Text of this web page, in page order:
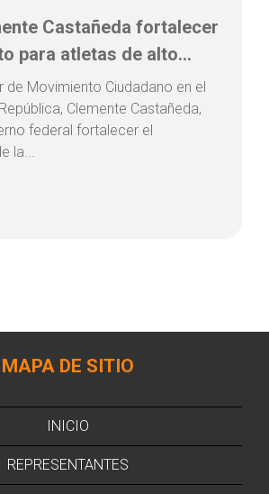
Castañeda fortalecer
para atletas de alto...
de Movimiento Ciudadano en el
Clemente Castañeda,
federal fortalecer el
la...
MAPA DE SITIO
INICIO
REPRESENTANTES